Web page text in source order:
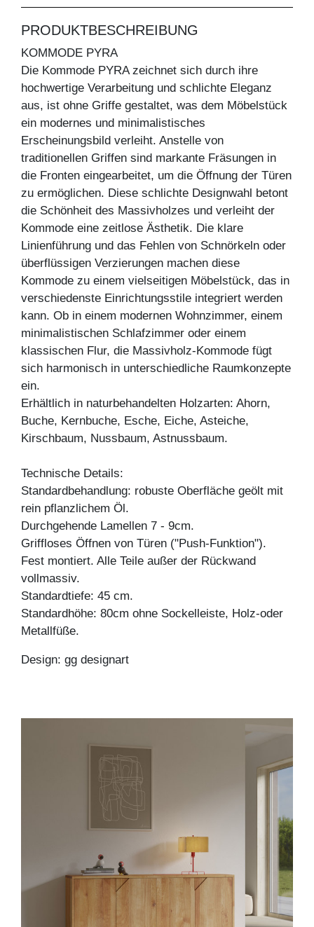
PRODUKTBESCHREIBUNG
KOMMODE PYRA
Die Kommode PYRA zeichnet sich durch ihre
hochwertige Verarbeitung und schlichte Eleganz
aus, ist ohne Griffe gestaltet, was dem Möbelstück
ein modernes und minimalistisches
Erscheinungsbild verleiht. Anstelle von
traditionellen Griffen sind markante Fräsungen in
die Fronten eingearbeitet, um die Öffnung der Türen
zu ermöglichen. Diese schlichte Designwahl betont
die Schönheit des Massivholzes und verleiht der
Kommode eine zeitlose Ästhetik. Die klare
Linienführung und das Fehlen von Schnörkeln oder
überflüssigen Verzierungen machen diese
Kommode zu einem vielseitigen Möbelstück, das in
verschiedenste Einrichtungsstile integriert werden
kann. Ob in einem modernen Wohnzimmer, einem
minimalistischen Schlafzimmer oder einem
klassischen Flur, die Massivholz-Kommode fügt
sich harmonisch in unterschiedliche Raumkonzepte
ein.
Erhältlich in naturbehandelten Holzarten: Ahorn,
Buche, Kernbuche, Esche, Eiche, Asteiche,
Kirschbaum, Nussbaum, Astnussbaum.
Technische Details:
Standardbehandlung: robuste Oberfläche geölt mit
rein pflanzlichem Öl.
Durchgehende Lamellen 7 - 9cm.
Griffloses Öffnen von Türen ("Push-Funktion").
Fest montiert. Alle Teile außer der Rückwand
vollmassiv.
Standardtiefe: 45 cm.
Standardhöhe: 80cm ohne Sockelleiste, Holz-oder
Metallfüße.
Design: gg designart